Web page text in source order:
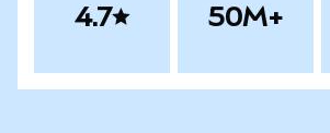
4.7 50M+